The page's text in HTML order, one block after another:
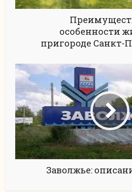
особенности
пригороде Санкт-
Заволжье: